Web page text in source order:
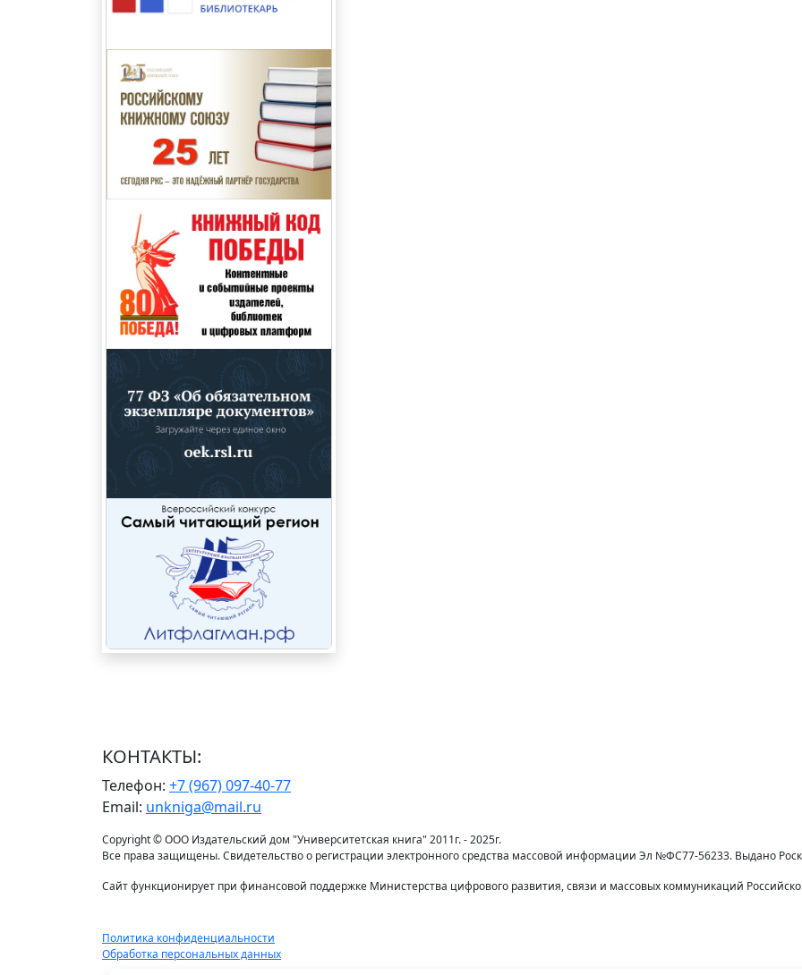
КОНТАКТЫ:
Телефон: +7 (967) 097-40-77
Email: unkniga@mail.ru
Copyright © ООО Издательский дом "Университетская книга" 2011г. - 2025г.
Все права защищены. Свидетельство о регистрации электронного средства массовой информации Эл №ФС77-56233. Выдано
Сайт функционирует при финансовой поддержке Министерства цифрового развития, связи и массовых коммуникаций
Политика конфиденциальности
Обработка персональных данных